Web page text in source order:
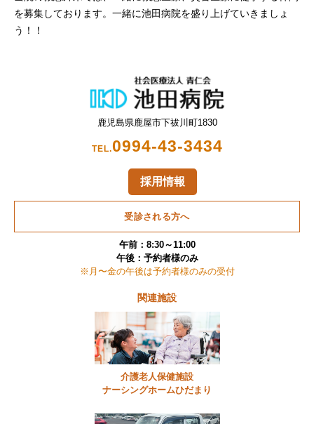
を募集しております。一緒に池田病院を盛り上げていきましょ
う！！
鹿児島県鹿屋市下祓川町1830
TEL.0994-43-3434
採用情報
受診される方へ
午前：8:30～11:00
午後：予約者様のみ
※月〜金の午後は予約者様のみの受付
関連施設
介護老人保健施設
ナーシングホームひだまり